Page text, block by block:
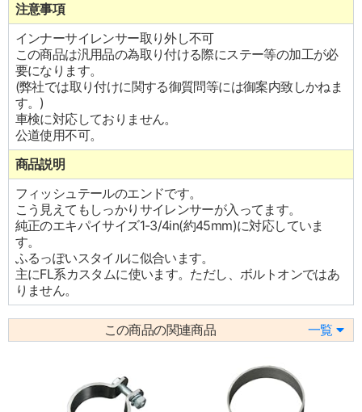
注意事項
インナーサイレンサー取り外し不可
この商品は汎用品の為取り付ける際にステー等の加工が必
要になります。
(弊社では取り付けに関する御質問等には御案内致しかねま
す。)
車検に対応しておりません。
公道使用不可。
商品説明
フィッシュテールのエンドです。
こう見えてもしっかりサイレンサーが入ってます。
純正のエキパイサイズ1-3/4in(約45mm)に対応していま
す。
ふるっぽいスタイルに似合います。
主にFL系カスタムに使います。ただし、ボルトオンではあ
りません。
この商品の関連商品 一覧